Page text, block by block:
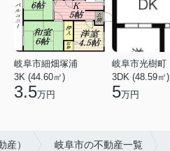
岐阜市細畑塚浦
3K (44.60㎡)
3.5万円
岐阜市光樹町
3DK (48.59㎡)
5万円
） 岐阜市の不動産一覧